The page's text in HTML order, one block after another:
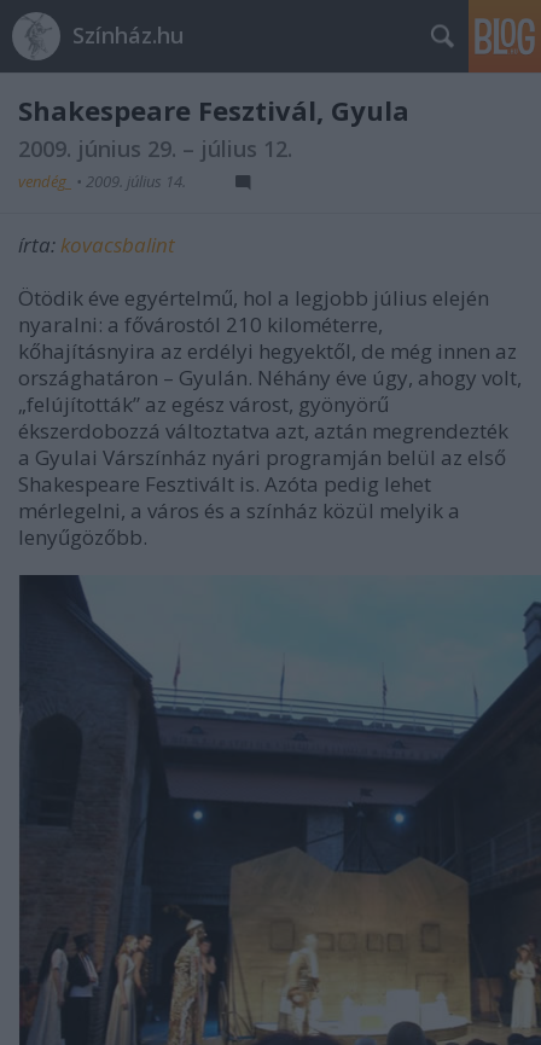
Színház.hu
Shakespeare Fesztivál, Gyula
2009. június 29. – július 12.
vendég_ • 2009. július 14.
írta:kovacsbalint
Ötödik éve egyértelmű, hol a legjobb július elején
nyaralni: a fővárostól 210 kilométerre,
kőhajításnyira az erdélyi hegyektől, de még innen az
országhatáron – Gyulán. Néhány éve úgy, ahogy volt,
„felújították” az egész várost, gyönyörű
ékszerdobozzá változtatva azt, aztán megrendezték
a Gyulai Várszínház nyári programján belül az első
Shakespeare Fesztivált is. Azóta pedig lehet
mérlegelni, a város és a színház közül melyik a
lenyűgözőbb.